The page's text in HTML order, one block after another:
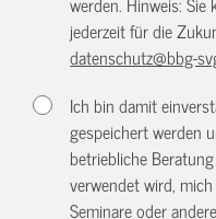
jederzeit für die
datenschutz@bbg-
Ich bin damit
gespeichert werden
betriebliche
verwendet wird,
Seminare oder